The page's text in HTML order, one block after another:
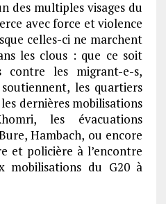
des multiples visages du
avec force et violence
celles-ci ne marchent
les clous : que ce soit
contre les migrant-e-s,
les quartiers
dernières mobilisations
les évacuations
Hambach, ou encore
et policière à l’encontre
mobilisations du G20 à